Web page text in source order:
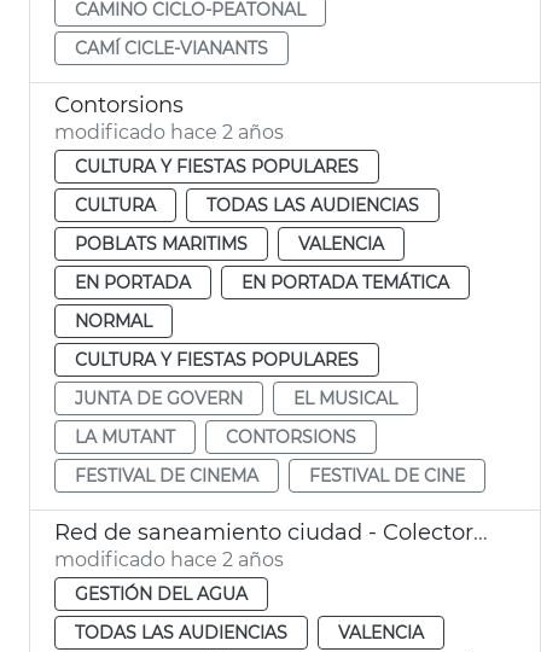
CAMINO CICLO-PEATONAL
CAMÍ CICLE-VIANANTS
Contorsions
modificado hace 2 años
CULTURA Y FIESTAS POPULARES
CULTURA
TODAS LAS AUDIENCIAS
POBLATS MARITIMS
VALENCIA
EN PORTADA
EN PORTADA TEMÁTICA
NORMAL
CULTURA Y FIESTAS POPULARES
JUNTA DE GOVERN
EL MUSICAL
LA MUTANT
CONTORSIONS
FESTIVAL DE CINEMA
FESTIVAL DE CINE
Red de saneamiento ciudad - Colector Norte
modificado hace 2 años
GESTIÓN DEL AGUA
TODAS LAS AUDIENCIAS
VALENCIA